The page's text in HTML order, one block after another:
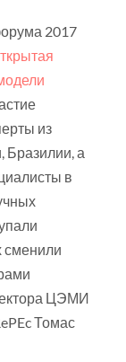
2017
из
Бразилии, а
в
сменили
ЦЭМИ
Томас